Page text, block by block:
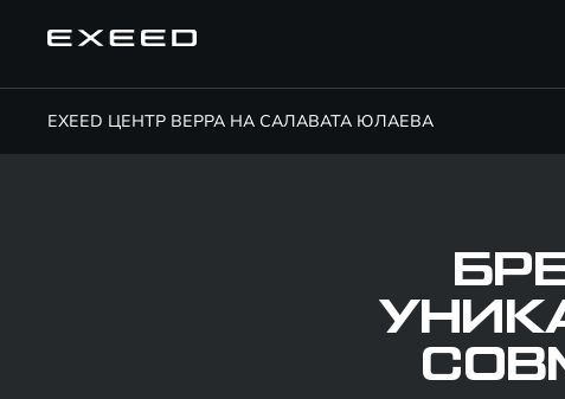
EXEED ЦЕНТР ВЕРРА НА САЛАВАТА ЮЛАЕВА